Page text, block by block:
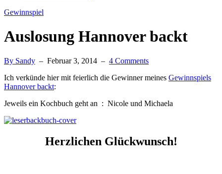
Gewinnspiel
Auslosung Hannover backt
By Sandy – Februar 3, 2014 – 4 Comments
Ich verkünde hier mit feierlich die Gewinner meines Gewinnspiels
Hannover backt:
Jeweils ein Kochbuch geht an : Nicole und Michaela
Herzlichen Glückwunsch!